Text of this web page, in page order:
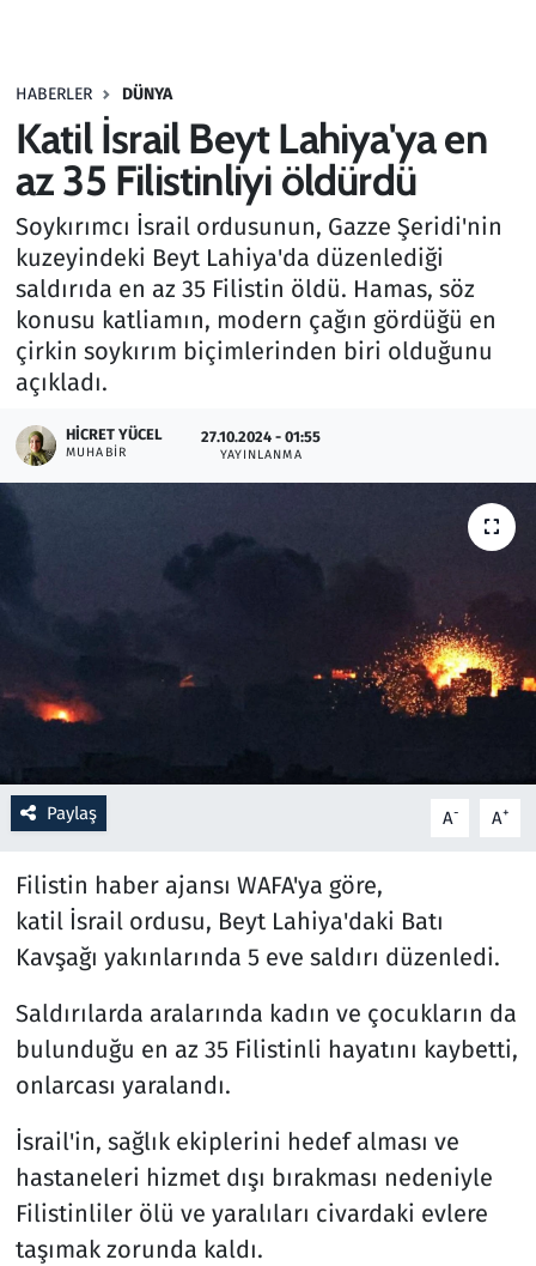
HABERLER DÜNYA
Katil İsrail Beyt Lahiya'ya en
az 35 Filistinliyi öldürdü
Soykırımcı İsrail ordusunun, Gazze Şeridi'nin
kuzeyindeki Beyt Lahiya'da düzenlediği
saldırıda en az 35 Filistin öldü. Hamas, söz
konusu katliamın, modern çağın gördüğü en
çirkin soykırım biçimlerinden biri olduğunu
açıkladı.
HICRET YÜCEL
MUHABIR
27.10.2024 - 01:55
YAYINLANMA
Paylaş A- A+
Filistin haber ajansı WAFA'ya göre,
katil İsrail ordusu, Beyt Lahiya'daki Batı
Kavşağı yakınlarında 5 eve saldırı düzenledi.
Saldırılarda aralarında kadın ve çocukların da
bulunduğu en az 35 Filistinli hayatını kaybetti,
onlarcası yaralandı.
İsrail'in, sağlık ekiplerini hedef alması ve
hastaneleri hizmet dışı bırakması nedeniyle
Filistinliler ölü ve yaralıları civardaki evlere
taşımak zorunda kaldı.
Haber
Kültür Sanat
Kurumsal Haberler
Lezzet Durağı
Memur ve Kamu
Resmi İlanlar
Sağlık
Seçim 2023
Spor
Teknoloji ve Bilim
Televizyon